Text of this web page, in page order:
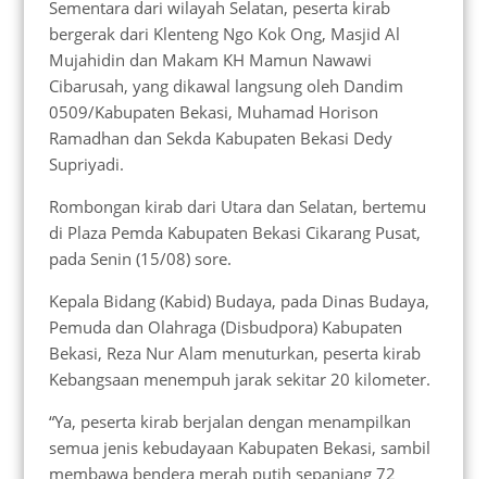
Sementara dari wilayah Selatan, peserta kirab
bergerak dari Klenteng Ngo Kok Ong, Masjid Al
Mujahidin dan Makam KH Mamun Nawawi
Cibarusah, yang dikawal langsung oleh Dandim
0509/Kabupaten Bekasi, Muhamad Horison
Ramadhan dan Sekda Kabupaten Bekasi Dedy
Supriyadi.
Rombongan kirab dari Utara dan Selatan, bertemu
di Plaza Pemda Kabupaten Bekasi Cikarang Pusat,
pada Senin (15/08) sore.
Kepala Bidang (Kabid) Budaya, pada Dinas Budaya,
Pemuda dan Olahraga (Disbudpora) Kabupaten
Bekasi, Reza Nur Alam menuturkan, peserta kirab
Kebangsaan menempuh jarak sekitar 20 kilometer.
“Ya, peserta kirab berjalan dengan menampilkan
semua jenis kebudayaan Kabupaten Bekasi, sambil
membawa bendera merah putih sepanjang 72